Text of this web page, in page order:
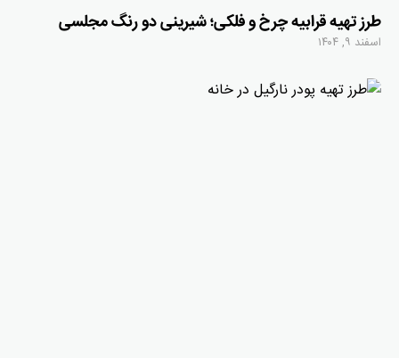
طرز تهیه قرابیه چرخ و فلکی؛ شیرینی دو رنگ مجلسی
اسفند ۹, ۱۴۰۴